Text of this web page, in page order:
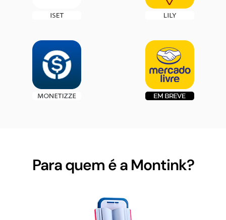
Para quem é a Montink?